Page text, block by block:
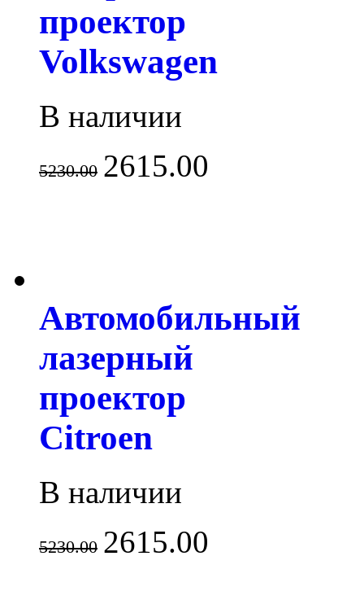
проектор
Volkswagen
В наличии
5230.00 2615.00
Автомобильный
лазерный
проектор
Citroen
В наличии
5230.00 2615.00